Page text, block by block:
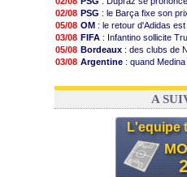
02/08 PSG : le Barça fixe son
05/08 OM : le retour d'Adidas
03/08 FIFA : Infantino sollicite
05/08 Bordeaux : des clubs de
03/08 Argentine : quand
03/08 OM: Paixão attire un 2e
A
L'equipe